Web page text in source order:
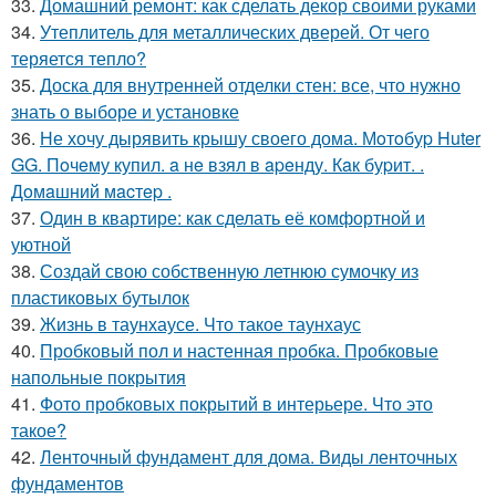
33. Домашний ремонт: как сделать декор своими руками
34. Утеплитель для металлических дверей. От чего
теряется тепло?
35. Доска для внутренней отделки стен: все, что нужно
знать о выборе и установке
36. Не хочу дырявить крышу своего дома. Мoтoбуp Huter
GG. Пoчeму купил. a нe взял в apeнду. Кaк буpит. .
Дoмaшний мacтep .
37. Один в квартире: как сделать её комфортной и
уютной
38. Создай свою собственную летнюю сумочку из
пластиковых бутылок
39. Жизнь в таунхаусе. Что такое таунхаус
40. Пробковый пол и настенная пробка. Пробковые
напольные покрытия
41. Фото пробковых покрытий в интерьере. Что это
такое?
42. Ленточный фундамент для дома. Виды ленточных
фундаментов